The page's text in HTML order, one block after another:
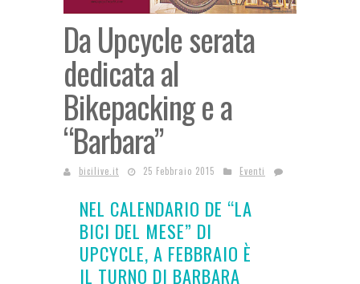
Da Upcycle serata
dedicata al
Bikepacking e a
“Barbara”
bicilive.it 25 Febbraio 2015 Eventi
NEL CALENDARIO DE “LA
BICI DEL MESE” DI
UPCYCLE, A FEBBRAIO È
IL TURNO DI BARBARA